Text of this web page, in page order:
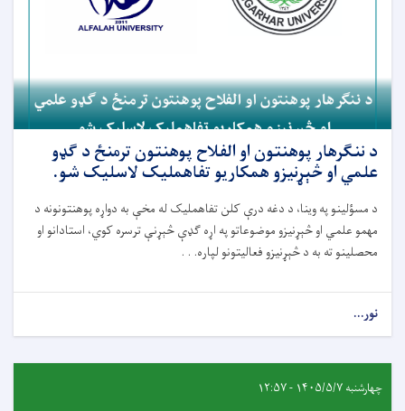
د ننګرهار پوهنتون او الفلاح پوهنتون ترمنځ د ګډو
علمي او څېړنیزو همکاریو تفاهملیک لاسلیک شو.
د مسؤلینو په وینا، د دغه درې کلنتفاهملیک له مخې به دواړهپوهنتونونه د
مهمو علمي او څېړنیزو موضوعاتو په اړه ګډې څېړنې ترسره کوي، استادانو او
محصلینو ته به د څېړنیزو فعالیتونو لپاره. . .
نور...
چهارشنبه ۱۴۰۵/۵/۷ - ۱۲:۵۷